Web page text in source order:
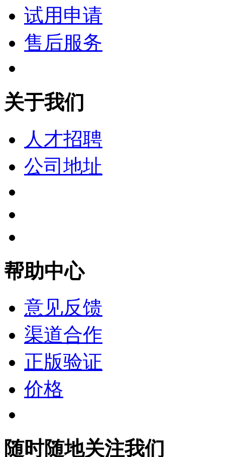
试用申请
售后服务
关于我们
人才招聘
公司地址
帮助中心
意见反馈
渠道合作
正版验证
价格
随时随地关注我们